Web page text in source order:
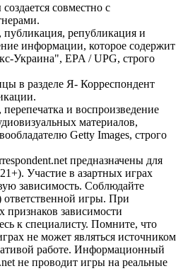
совместно с
републикация и
информации, которое содержит
Украина", EPA / UPG, строго
в разделе Я- Корреспондент
и воспроизведение
материалов,
Getty Images, строго
предназначены для
Участие в азартных играх
зависимость. Соблюдайте
игры. При
зависимости
к специалисту. Помните, что
не может являться источником
работе. Информационный
не проводит игры на реальные